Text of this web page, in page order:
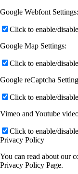
Google Webfont Settings:
Click to enable/
Google Map Settings:
Click to enable/
Google reCaptcha
Click to enable/
Vimeo and Youtube
Click to enable/
Privacy Policy
You can read about our
Privacy Policy Page.